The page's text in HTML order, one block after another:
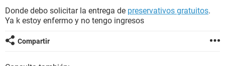
BIENESTAR
SEXUALIDAD
GLOSARIO
Donde debo solicitar la entrega de preservativos gratuitos.
Ya k estoy enfermo y no tengo ingresos
Compartir